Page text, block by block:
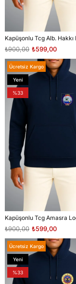
₺599,00
₺900,00
₺599,00
₺900,00
Ücretsiz Kargo
Yeni
Ürün
%33
Ücretsiz Kargo
Yeni
Ürün
%33